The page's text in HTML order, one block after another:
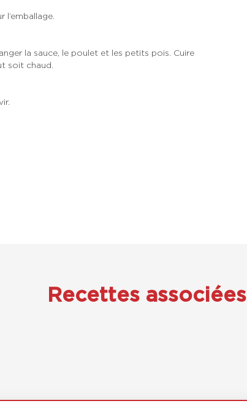
la sauce, le poulet et les petits pois. Cuire
soit chaud.
Recettes associées